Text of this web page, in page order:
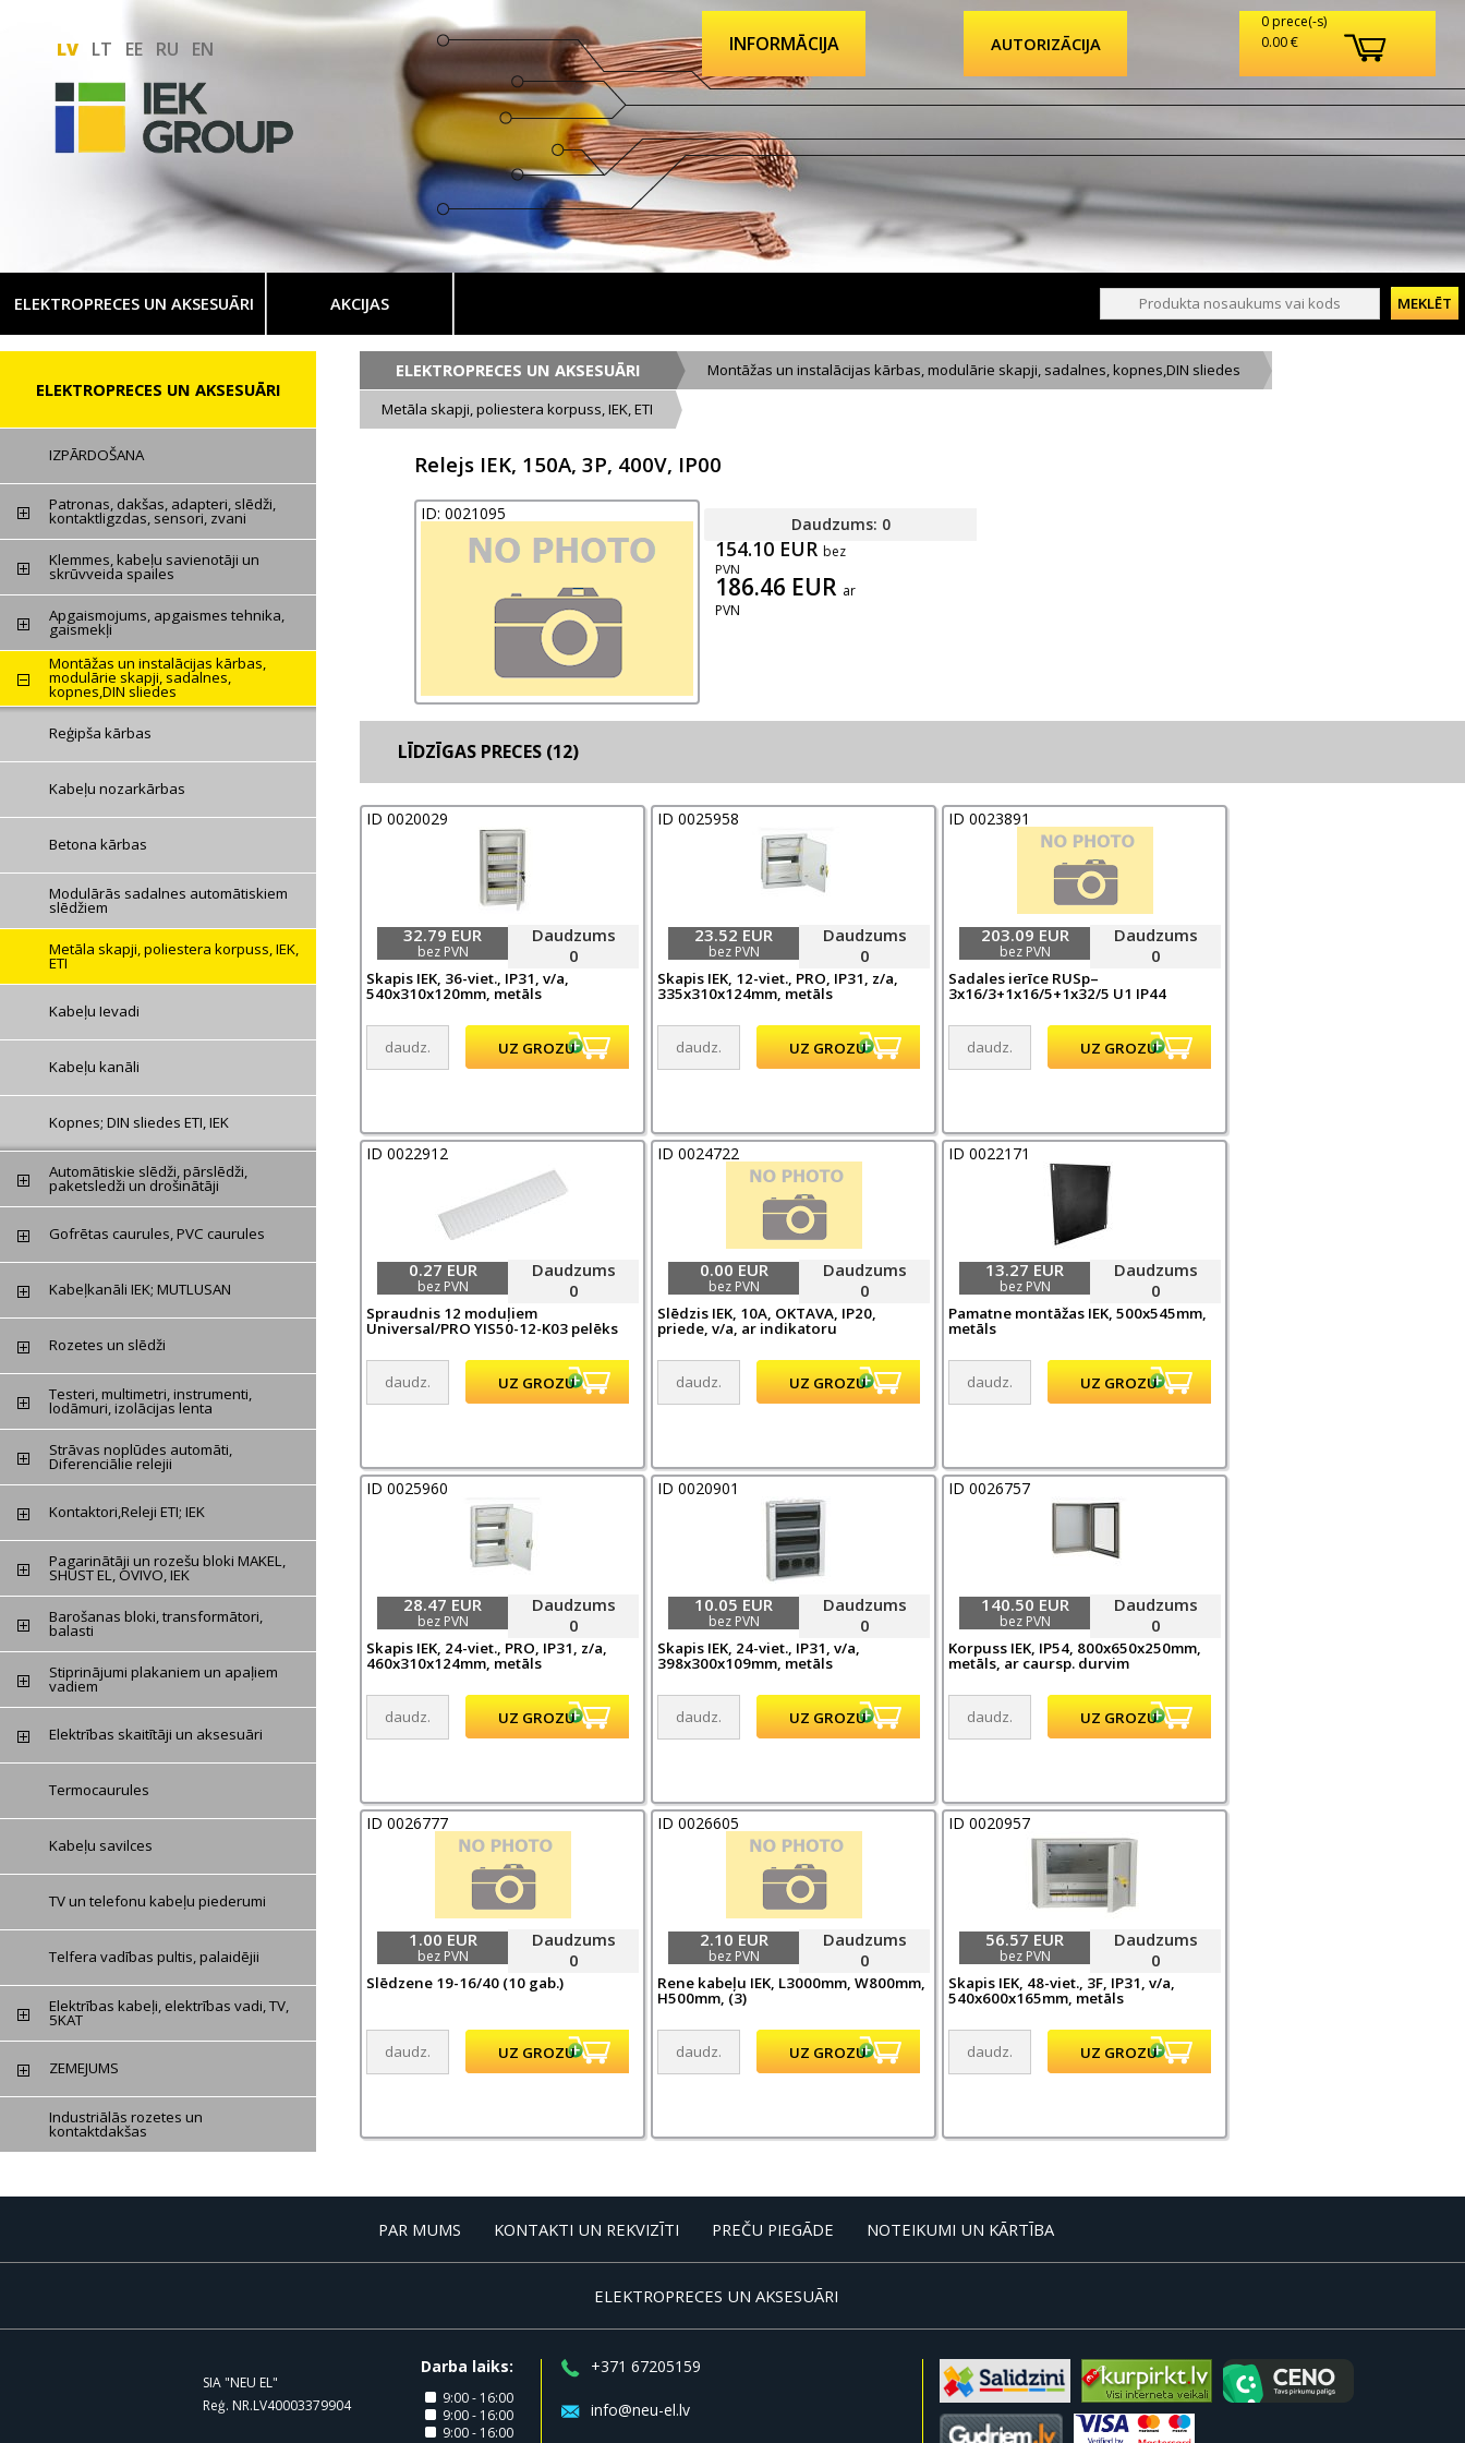
INFORMĀCIJA
0 prece(-s)
0.00 €
AUTORIZĀCIJA
LV LT EE RU EN
ELEKTROPRECES UN AKSESUĀRI AKCIJAS
ELEKTROPRECES UN AKSESUĀRI
IZPĀRDOŠANA
Patronas, dakšas, adapteri, slēdži,
kontaktligzdas, sensori, zvani
Klemmes, kabeļu savienotāji un
skrūvveida spailes
Apgaismojums, apgaismes tehnika,
gaismekļi
Montāžas un instalācijas kārbas,
modulārie skapji, sadalnes,
kopnes,DIN sliedes
Reģipša kārbas
Kabeļu nozarkārbas
Betona kārbas
Modulārās sadalnes automātiskiem
slēdžiem
Metāla skapji, poliestera korpuss, IEK,
ETI
Kabeļu Ievadi
Kabeļu kanāli
Kopnes; DIN sliedes ETI, IEK
Automātiskie slēdži, pārslēdži,
paketsledži un drošinātāji
Gofrētas caurules, PVC caurules
Kabeļkanāli IEK; MUTLUSAN
Rozetes un slēdži
Testeri, multimetri, instrumenti,
lodāmuri, izolācijas lenta
Strāvas noplūdes automāti,
Diferenciālie relejii
Kontaktori,Releji ETI; IEK
Pagarinātāji un rozešu bloki MAKEL,
SHUST EL, OVIVO, IEK
Barošanas bloki, transformātori,
balasti
Stiprinājumi plakaniem un apaļiem
vadiem
Elektrības skaitītāji un aksesuāri
Termocaurules
Kabeļu savilces
TV un telefonu kabeļu piederumi
Telfera vadības pultis, palaidējii
Elektrības kabeļi, elektrības vadi, TV,
5KAT
ZEMEJUMS
Industriālās rozetes un
kontaktdakšas
ELEKTROPRECES UN AKSESUĀRI
Montāžas un instalācijas kārbas, modulārie skapji, sadalnes, kopnes,DIN sliedes
Metāla skapji, poliestera korpuss, IEK, ETI
Relejs IEK, 150A, 3P, 400V, IP00
ID: 0021095
Daudzums: 0
154.10 EUR bez
PVN
186.46 EUR ar
PVN
LĪDZĪGAS PRECES (12)
ID 0020029
Daudzums
0
32.79 EUR
bez PVN
Skapis IEK, 36-viet., IP31, v/a,
540x310x120mm, metāls
ID 0025958
Daudzums
0
23.52 EUR
bez PVN
Skapis IEK, 12-viet., PRO, IP31, z/a,
335x310x124mm, metāls
ID 0023891
Daudzums
0
203.09 EUR
bez PVN
Sadales ierīce RUSp–
3x16/3+1x16/5+1x32/5 U1 IP44
ID 0022912
Daudzums
0
0.27 EUR
bez PVN
Spraudnis 12 moduļiem
Universal/PRO YIS50-12-K03 pelēks
ID 0024722
Daudzums
0
0.00 EUR
bez PVN
Slēdzis IEK, 10A, OKTAVA, IP20,
priede, v/a, ar indikatoru
ID 0022171
Daudzums
0
13.27 EUR
bez PVN
Pamatne montāžas IEK, 500x545mm,
metāls
ID 0025960
Daudzums
0
28.47 EUR
bez PVN
Skapis IEK, 24-viet., PRO, IP31, z/a,
460x310x124mm, metāls
ID 0020901
Daudzums
0
10.05 EUR
bez PVN
Skapis IEK, 24-viet., IP31, v/a,
398x300x109mm, metāls
ID 0026757
Daudzums
0
140.50 EUR
bez PVN
Korpuss IEK, IP54, 800x650x250mm,
metāls, ar caursp. durvim
ID 0026777
Daudzums
0
1.00 EUR
bez PVN
Slēdzene 19-16/40 (10 gab.)
ID 0026605
Daudzums
0
2.10 EUR
bez PVN
Rene kabeļu IEK, L3000mm, W800mm,
H500mm, (3)
ID 0020957
Daudzums
0
56.57 EUR
bez PVN
Skapis IEK, 48-viet., 3F, IP31, v/a,
540x600x165mm, metāls
PAR MUMS KONTAKTI UN REKVIZĪTI PREČU PIEGĀDE NOTEIKUMI UN KĀRTĪBA
ELEKTROPRECES UN AKSESUĀRI
Darba laiks:
9:00 - 16:00
9:00 - 16:00
9:00 - 16:00
SIA "NEU EL"
Reģ. NR.LV40003379904
+371 67205159
info@neu-el.lv